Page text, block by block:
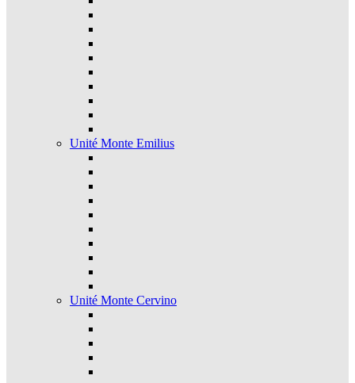
Unité Monte Emilius
Unité Monte Cervino